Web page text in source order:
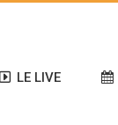
LE LIVE